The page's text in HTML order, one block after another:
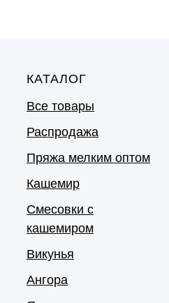
КАТАЛОГ
Все товары
Распродажа
Пряжа мелким оптом
Кашемир
Смесовки с
кашемиром
Викунья
Ангора